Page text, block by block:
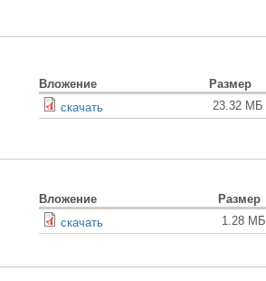
Вложение
Размер
скачать
23.32 МБ
Вложение
Размер
скачать
1.28 МБ